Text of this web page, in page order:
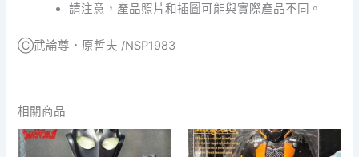
示
品）
請注意，產品照片和插圖可能與實際產品不同。
Ⓒ武論尊・原哲夫 /NSP1983
相關商品